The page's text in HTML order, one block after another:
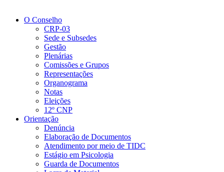
O Conselho
CRP-03
Sede e Subsedes
Gestão
Plenárias
Comissões e Grupos
Representações
Organograma
Notas
Eleições
12º CNP
Orientação
Denúncia
Elaboração de Documentos
Atendimento por meio de TIDC
Estágio em Psicologia
Guarda de Documentos